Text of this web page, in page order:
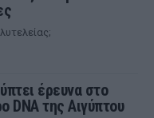
έρευνα στο
DNA της Αιγύπτου